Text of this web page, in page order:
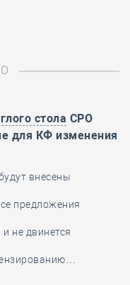
стола СРО
для КФ изменения
внесены
предложения
не двинется